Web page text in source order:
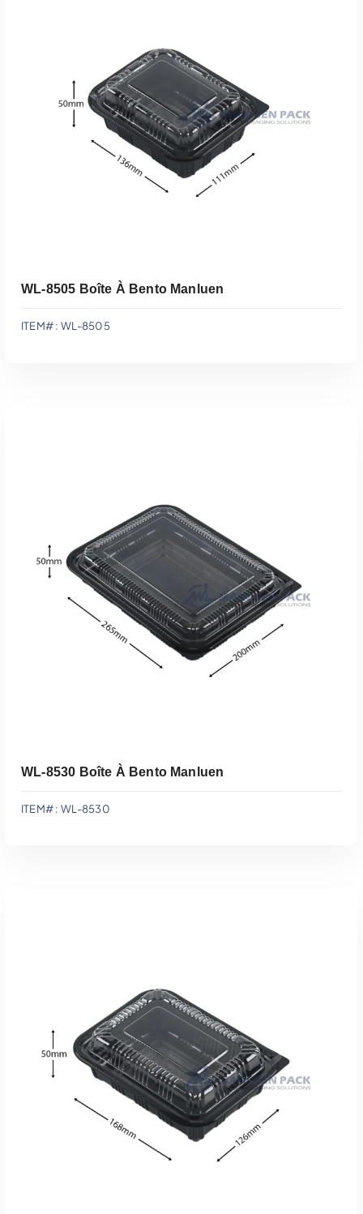
Ajouter Au Devis
Ajouter Au Devis
WL-8505 Boîte À Bento Manluen
ITEM# : WL-8505
Ajouter Au Devis
WL-8530 Boîte À Bento Manluen
ITEM# : WL-8530